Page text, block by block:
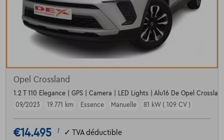
Opel Crossland
1.2 T 110 Elegance | GPS | Camera | LED Lights | Alu16 De Opel
09/2023
19.771 km Essence Manuelle 81 kW ( 109 CV )
€14.495 1 ✓ TVA déductible